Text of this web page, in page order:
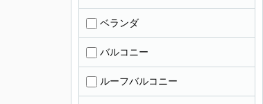
ベランダ
バルコニー
ルーフバルコニー